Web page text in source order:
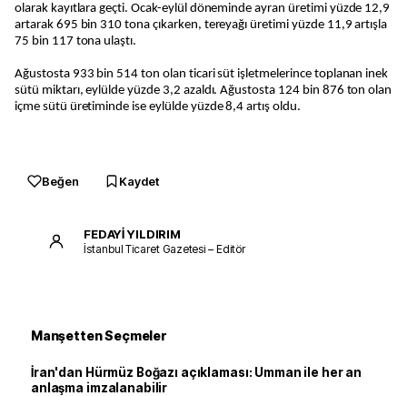
olarak kayıtlara geçti. Ocak-eylül döneminde ayran üretimi yüzde 12,9
artarak 695 bin 310 tona çıkarken, tereyağı üretimi yüzde 11,9 artışla
75 bin 117 tona ulaştı.
Ağustosta 933 bin 514 ton olan ticari süt işletmelerince toplanan inek
sütü miktarı, eylülde yüzde 3,2 azaldı. Ağustosta 124 bin 876 ton olan
içme sütü üretiminde ise eylülde yüzde 8,4 artış oldu.
Beğen Kaydet
FEDAYİ YILDIRIM
İstanbul Ticaret Gazetesi – Editör
Manşetten Seçmeler
İran'dan Hürmüz Boğazı açıklaması: Umman ile her an
anlaşma imzalanabilir